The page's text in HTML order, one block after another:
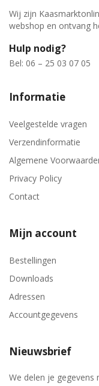
Wij zijn
webshop en ontvang
Hulp nodig?
Bel: 06 – 25 03 07 05
Informatie
Veelgestelde vragen
Verzendinformatie
Algemene
Privacy Policy
Contact
Mijn account
Bestellingen
Downloads
Adressen
Accountgegevens
Nieuwsbrief
We delen je